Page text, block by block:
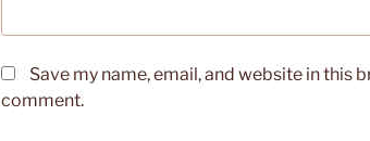
Save my name, email, and website in this
comment.